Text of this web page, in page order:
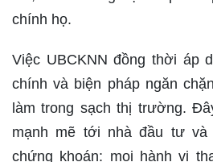
chính họ.
Việc UBCKNN đồng thời áp
chính và biện pháp ngăn
làm trong sạch thị trường.
mạnh mẽ tới nhà đầu tư và
chứng khoán: mọi hành vi